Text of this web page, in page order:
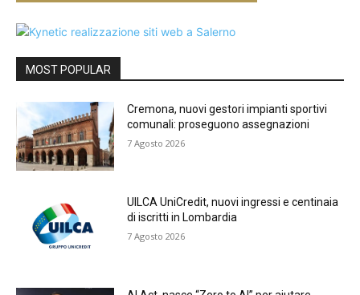
MOST POPULAR
Cremona, nuovi gestori impianti sportivi
comunali: proseguono assegnazioni
7 Agosto 2026
UILCA UniCredit, nuovi ingressi e centinaia
di iscritti in Lombardia
7 Agosto 2026